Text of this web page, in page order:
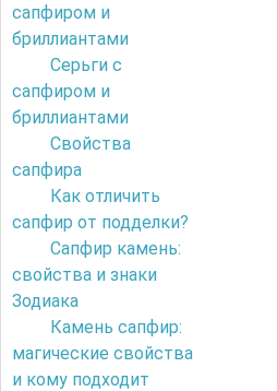
сапфиром и
бриллиантами
Серьги с
сапфиром и
бриллиантами
Свойства
сапфира
Как отличить
сапфир от подделки?
Сапфир камень:
свойства и знаки
Зодиака
Камень сапфир:
магические свойства
и кому подходит